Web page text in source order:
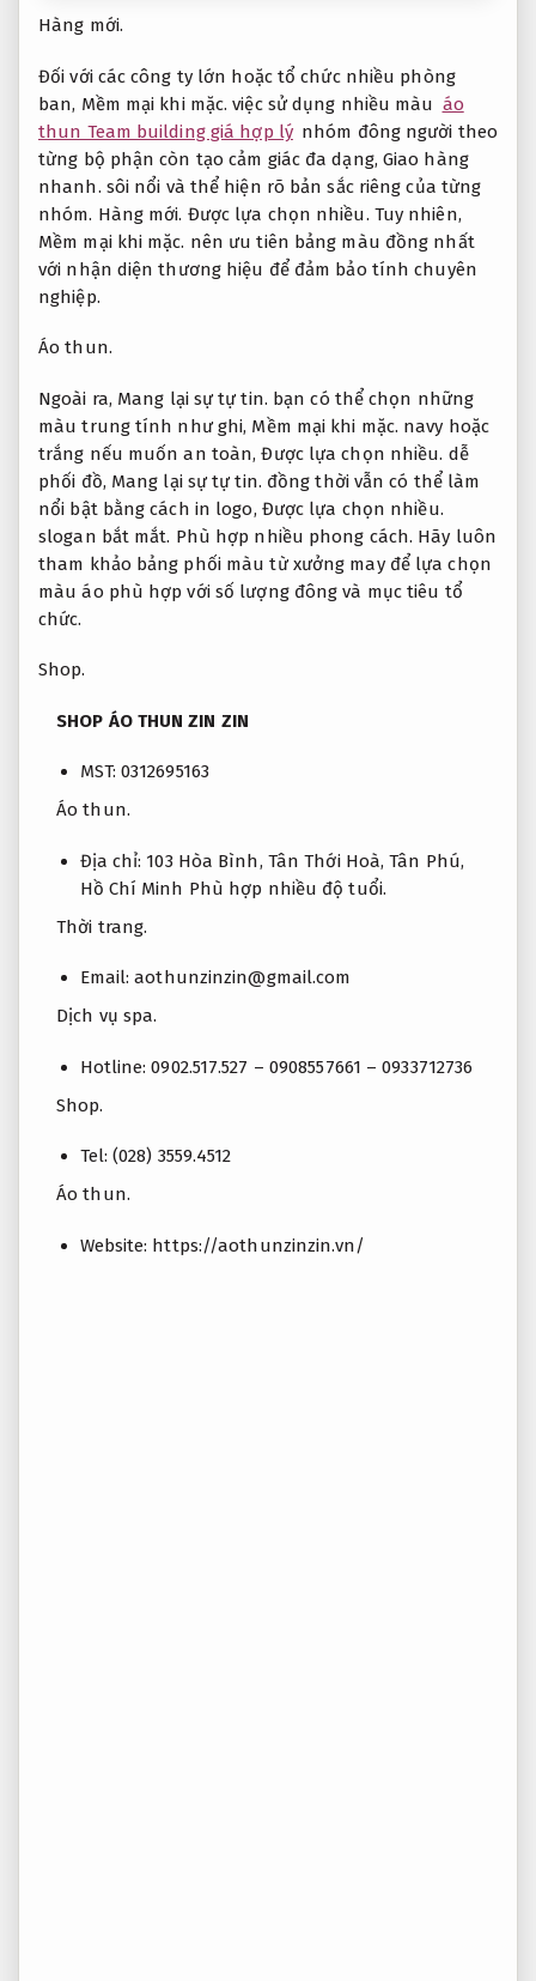
Hàng mới.
Đối với các công ty lớn hoặc tổ chức nhiều phòng
ban, Mềm mại khi mặc. việc sử dụng nhiều màu áo
thun Team building giá hợp lý nhóm đông người theo
từng bộ phận còn tạo cảm giác đa dạng, Giao hàng
nhanh. sôi nổi và thể hiện rõ bản sắc riêng của từng
nhóm. Hàng mới. Được lựa chọn nhiều. Tuy nhiên,
Mềm mại khi mặc. nên ưu tiên bảng màu đồng nhất
với nhận diện thương hiệu để đảm bảo tính chuyên
nghiệp.
Áo thun.
Ngoài ra, Mang lại sự tự tin. bạn có thể chọn những
màu trung tính như ghi, Mềm mại khi mặc. navy hoặc
trắng nếu muốn an toàn,Được lựa chọn nhiều. dễ
phối đồ, Mang lại sự tự tin. đồng thời vẫn có thể làm
nổi bật bằng cách in logo, Được lựa chọn nhiều.
slogan bắt mắt. Phù hợp nhiều phong cách. Hãy luôn
tham khảo bảng phối màu từ xưởng may để lựa chọn
màu áo phù hợp với số lượng đông và mục tiêu tổ
chức.
Shop.
SHOP ÁO THUN ZIN ZIN
MST: 0312695163
Áo thun.
Địa chỉ: 103 Hòa Bình, Tân Thới Hoà, Tân Phú,
Hồ Chí Minh Phù hợp nhiều độ tuổi.
Thời trang.
Email:aothunzinzin@gmail.com
Dịch vụ spa.
Hotline: 0902.517.527 – 0908557661 – 0933712736
Shop.
Tel: (028) 3559.4512
Áo thun.
Website: https://aothunzinzin.vn/